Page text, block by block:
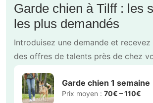
Garde chien à Tilff : les
les plus demandés
Introduisez une demande et
des offres de talents près de chez
Garde chien 1 semaine
Prix moyen : 70€ – 110€